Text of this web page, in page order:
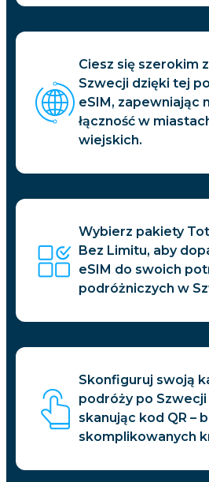
Ciesz się szerokim
Szwecji dzięki tej
eSIM, zapewniając
łączność w
wiejskich.
Wybierz pakiety
Bez Limitu, aby
eSIM do swoich
podróżniczych w
Skonfiguruj swoją
podróży po
skanując kod QR –
skomplikowanych